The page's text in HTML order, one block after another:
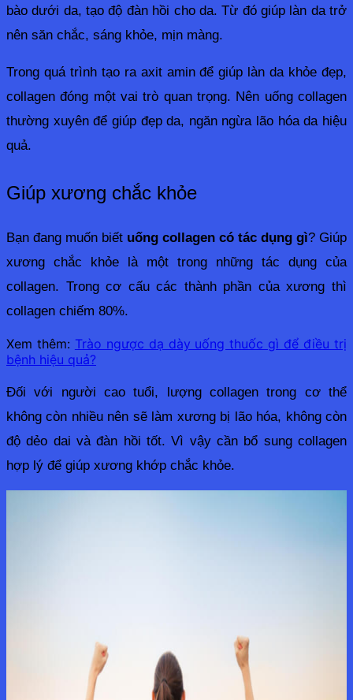
bào dưới da, tạo độ đàn hồi cho da. Từ đó giúp làn da trở
nên săn chắc, sáng khỏe, mịn màng.
Trong quá trình tạo ra axit amin để giúp làn da khỏe đẹp,
collagen đóng một vai trò quan trọng. Nên uống collagen
thường xuyên để giúp đẹp da, ngăn ngừa lão hóa da hiệu
quả.
Giúp xương chắc khỏe
Bạn đang muốn biết uống collagen có tác dụng gì? Giúp
xương chắc khỏe là một trong những tác dụng của
collagen. Trong cơ cấu các thành phần của xương thì
collagen chiếm 80%.
Xem thêm: Trào ngược dạ dày uống thuốc gì để điều trị
bệnh hiệu quả?
Đối với người cao tuổi, lượng collagen trong cơ thể
không còn nhiều nên sẽ làm xương bị lão hóa, không còn
độ dẻo dai và đàn hồi tốt. Vì vậy cần bổ sung collagen
hợp lý để giúp xương khớp chắc khỏe.